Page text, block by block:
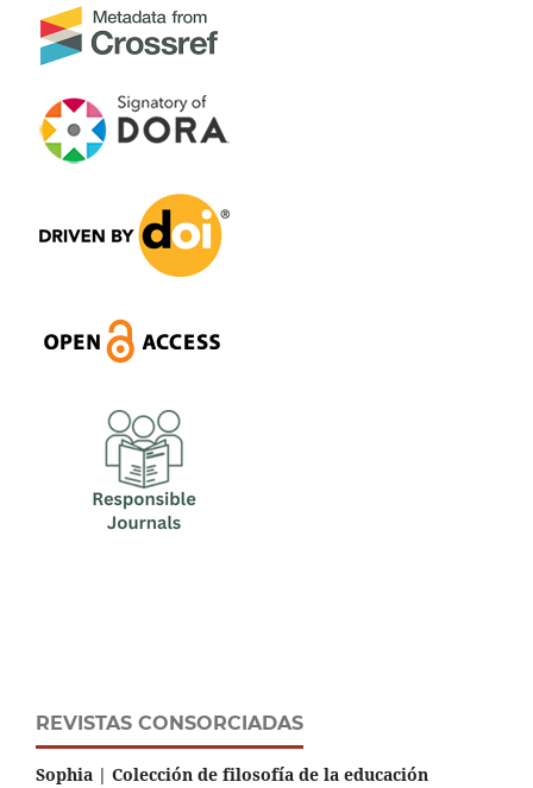
REVISTAS CONSORCIADAS
Sophia | Colección de filosofía de la educación